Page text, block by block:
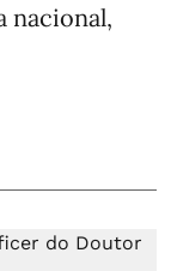
nacional,